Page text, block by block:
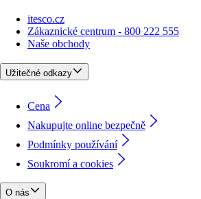
itesco.cz
Zákaznické centrum - 800 222 555
Naše obchody
Užitečné odkazy
Cena
Nakupujte online bezpečně
Podmínky používání
Soukromí a cookies
O nás